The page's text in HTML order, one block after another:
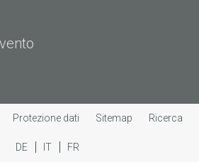
Protezione dati Sitemap Ricerca
DE IT FR